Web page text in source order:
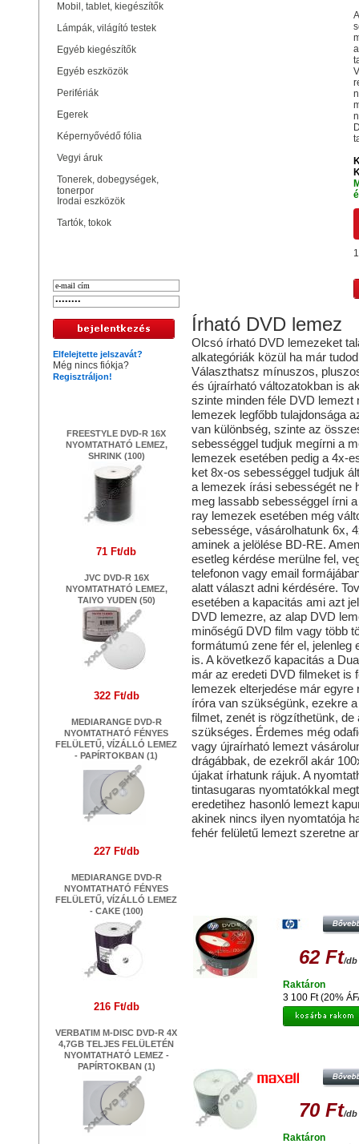
Mobil, tablet, kiegészítők
Lámpák, világító testek
Egyéb kiegészítők
Egyéb eszközök
Perifériák
Egerek
Képernyővédő fólia
Vegyi áruk
Tonerek, dobegységek,
tonerpor
Irodai eszközök
Tartók, tokok
Elfelejtette jelszavát?
Még nincs fiókja?
Regisztráljon!
FREESTYLE DVD-R 16X
NYOMTATHATÓ LEMEZ,
SHRINK (100)
71 Ft/db
JVC DVD-R 16X
NYOMTATHATÓ LEMEZ,
TAIYO YUDEN (50)
322 Ft/db
MEDIARANGE DVD-R
NYOMTATHATÓ FÉNYES
FELÜLETŰ, VÍZÁLLÓ LEMEZ
- PAPÍRTOKBAN (1)
227 Ft/db
MEDIARANGE DVD-R
NYOMTATHATÓ FÉNYES
FELÜLETŰ, VÍZÁLLÓ LEMEZ
- CAKE (100)
216 Ft/db
VERBATIM M-DISC DVD-R 4X
4,7GB TELJES FELÜLETÉN
NYOMTATHATÓ LEMEZ -
PAPÍRTOKBAN (1)
Írható DVD lemez
Olcsó írható DVD lemezeket
alkategóriák közül ha már
Választhatsz mínuszos,
és újraírható változatokban is
szinte minden féle DVD lemezt
lemezek legfőbb tulajdonsága
van különbség, szinte az
sebességgel tudjuk megírni a
lemezek esetében pedig a 4x-
ket 8x-os sebességgel tudjuk
a lemezek írási sebességét ne
meg lassabb sebességgel írni
ray lemezek esetében még
sebessége, vásárolhatunk 6x,
aminek a jelölése BD-RE.
esetleg kérdése merülne fel,
telefonon vagy email
alatt választ adni kérdésére.
esetében a kapacitás ami azt
DVD lemezre, az alap DVD
minőségű DVD film vagy több
formátumú zene fér el, jelenleg
is. A következő kapacitás a
már az eredeti DVD filmeket is
lemezek elterjedése már
íróra van szükségünk, ezekre
filmet, zenét is rögzíthetünk,
szükséges. Érdemes még
vagy újraírható lemezt
drágábbak, de ezekről akár
újakat írhatunk rájuk. A
tintasugaras nyomtatókkal
eredetihez hasonló lemezt
akinek nincs ilyen nyomtatója
fehér felületű lemezt szeretne
62 Ft/db
3 100 Ft (20%
Raktáron
70 Ft/db
Raktáron